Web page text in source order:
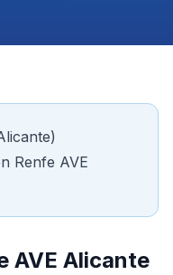
Renfe AVE
AVE Alicante